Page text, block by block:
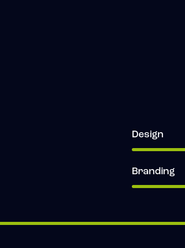
Design
Branding